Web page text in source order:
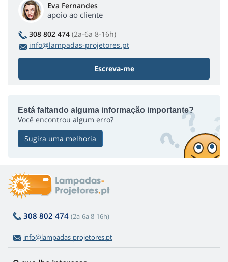
Eva Fernandes
apoio ao cliente
308 802 474 (2a-6a 8-16h)
info@lampadas-projetores.pt
Escreva-me
Está faltando alguma informação importante?
Você encontrou algum erro?
Sugira uma melhoria
308 802 474 (2a-6a 8-16h)
info@lampadas-projetores.pt